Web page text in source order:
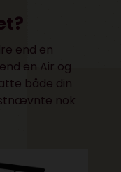
end en
en Air og
både din
nok